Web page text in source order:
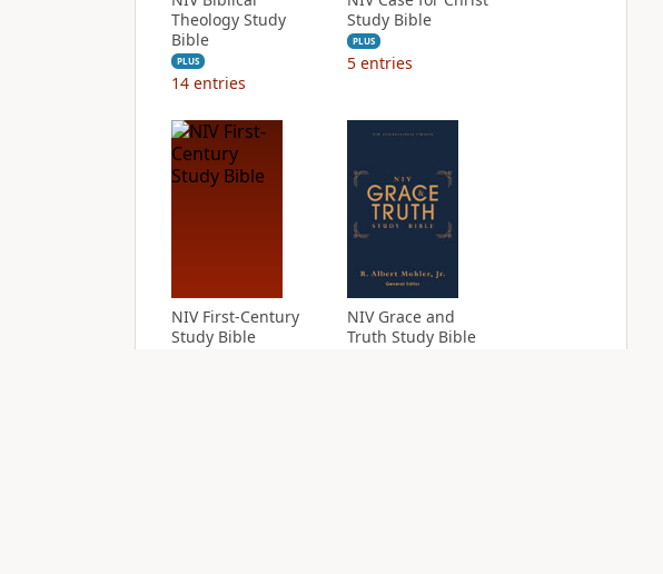
Theology Study
Bible
PLUS
14 entries
Study Bible
PLUS
5 entries
NIV First-Century
Study Bible
NIV Grace and
Truth Study Bible